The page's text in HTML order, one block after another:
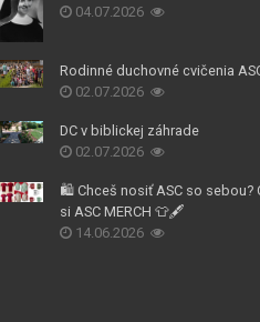
04.07.2026
Rodinné duchovné cvičenia
02.07.2026
DC v biblickej záhrade
02.07.2026
🛍️ Chceš nosiť ASC so sebou?
si ASC MERCH 👕🖋️
14.06.2026